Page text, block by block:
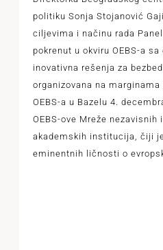
politiku Sonja Stojanović
ciljevima i načinu rada
pokrenut u okviru OEBS-a
inovativna rešenja za
organizovana na
OEBS-a u Bazelu 4.
OEBS-ove Mreže
akademskih institucija, čiji
eminentnih ličnosti o